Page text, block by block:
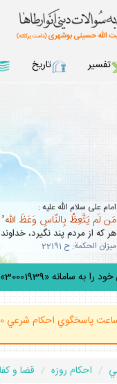
تفسير تاريخ
امام على سلام الله عليه :
مَن لَم يَتَّعِظْ بِالنّاسِ وَعَظَ اللّه
هر كه از مردم پند نگيرد،
ميزان الحكمة: ح 22191
«30001939» پيامك كنيد
احكام روزه
قضا و